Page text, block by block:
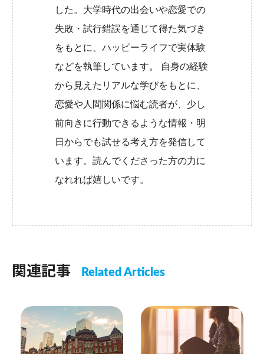
した。大学時代の出会いや恋愛での
失敗・試行錯誤を通じて得た気づき
をもとに、ハッピーライフで実体験
などを執筆しています。 自身の経験
から見えたリアルな学びをもとに、
恋愛や人間関係に悩む読者が、少し
前向きに行動できるような情報・明
日からでも試せる考え方を発信して
います。読んでくださった方の力に
なれれば嬉しいです。
関連記事 Related Articles